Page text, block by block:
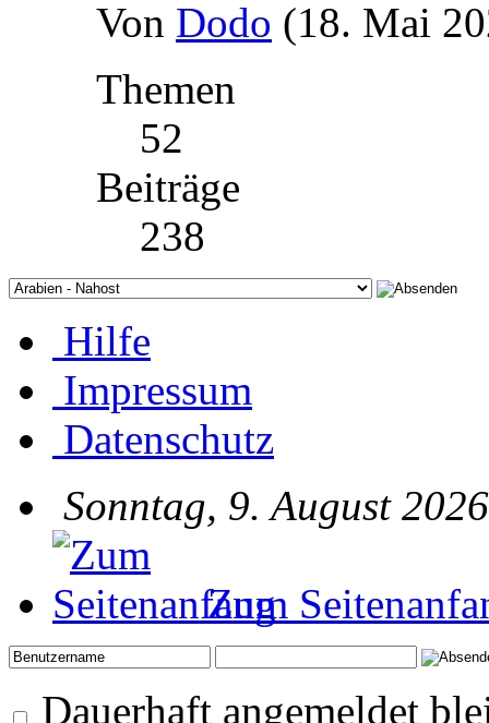
Von Dodo (18. Mai
Themen
52
Beiträge
238
Hilfe
Impressum
Datenschutz
Sonntag, 9. August
Zum
Dauerhaft angemeldet